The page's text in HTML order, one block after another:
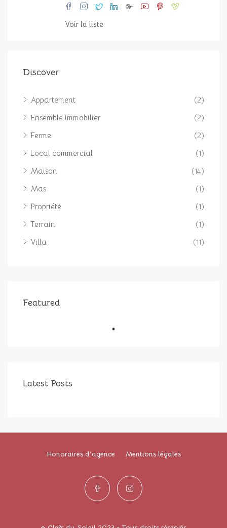
Voir la liste
Discover
Appartement
(2)
Ensemble immobilier
(2)
Ferme
(2)
Local commercial
(1)
Maison
(14)
Mas
(1)
Propriété
(1)
Terrain
(1)
Villa
(11)
Featured
Latest Posts
Honoraires d’agence Mentions légales